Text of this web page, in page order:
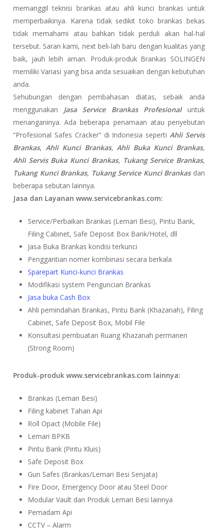
memanggil teknisi brankas atau ahli kunci brankas untuk
memperbaikinya. Karena tidak sedikit toko brankas bekas
tidak memahami atau bahkan tidak perduli akan hal-hal
tersebut. Saran kami, next beli-lah baru dengan kualitas yang
baik, jauh lebih aman. Produk-produk Brankas SOLINGEN
memiliki Variasi yang bisa anda sesuaikan dengan kebutuhan
anda.
Sehubungan dengan pembahasan diatas, sebaik anda
menggunakan Jasa Service Brankas Profesionaluntuk
menanganinya. Ada beberapa penamaan atau penyebutan
“Profesional Safes Cracker” di Indonesia sepertiAhli Servis
Brankas, Ahli Kunci Brankas,Ahli Buka Kunci Brankas,
Ahli Servis Buka Kunci Brankas, Tukang Service Brankas,
Tukang Kunci Brankas, Tukang Service Kunci Brankasdan
beberapa sebutan lainnya.
Jasa dan Layanan www.servicebrankas.com:
Service/Perbaikan Brankas (Lemari Besi), Pintu Bank,
Filing Cabinet, Safe Deposit Box Bank/Hotel, dll
Jasa Buka Brankas kondisi terkunci
Penggantian nomer kombinasi secara berkala
Sparepart Kunci-kunci Brankas
Modifikasi system Penguncian Brankas
Jasa buka Cash Box
Ahli pemindahan Brankas, Pintu Bank (Khazanah), Filing
Cabinet, Safe Deposit Box, Mobil File
Konsultasi pembuatan Ruang Khazanah permanen
(Strong Room)
Produk-produk www.servicebrankas.com lainnya:
Brankas (Lemari Besi)
Filing kabinet Tahan Api
Roll Opact (Mobile File)
Lemari BPKB
Pintu Bank (Pintu Kluis)
Safe Deposit Box
Gun Safes (Brankas/Lemari Besi Senjata)
Fire Door, Emergency Door atau Steel Door
Modular Vault dan Produk Lemari Besi lainnya
Pemadam Api
CCTV – Alarm